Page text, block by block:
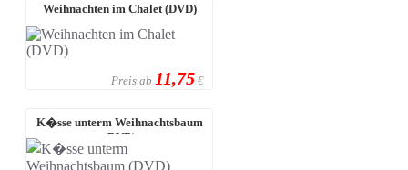
Weihnachten im Chalet (DVD)
Preis ab 11,75 €
K�sse unterm Weihnachtsbaum
(DVD)